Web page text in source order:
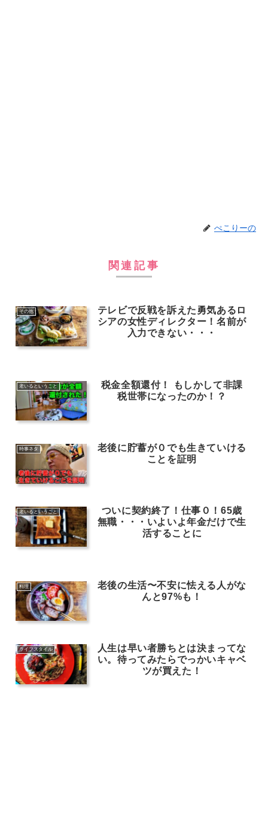
ぺこりーの
関連記事
その他
テレビで反戦を訴えた勇気あるロ
シアの女性ディレクター！名前が
入力できない・・・
老いるということ
税金全額還付！ もしかして非課
税世帯になったのか！？
時事ネタ
老後に貯蓄が０でも生きていける
ことを証明
老いるということ
ついに契約終了！仕事０！65歳
無職・・・いよいよ年金だけで生
活することに
料理
老後の生活〜不安に怯える人がな
んと97%も！
ライフスタイル
人生は早い者勝ちとは決まってな
い。待ってみたらでっかいキャベ
ツが買えた！